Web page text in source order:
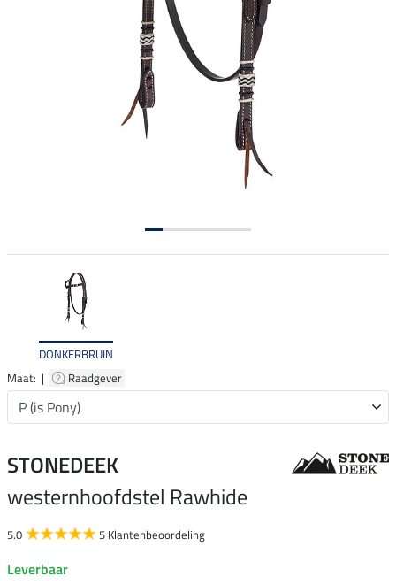
DONKERBRUIN
Maat: |
Raadgever
STONEDEEK
westernhoofdstel Rawhide
5.0 5 Klantenbeoordeling
Leverbaar